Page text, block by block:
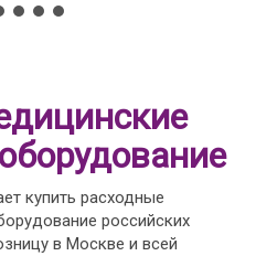
купить расходные
российских
в Москве и всей